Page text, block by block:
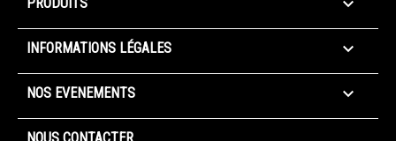

INFORMATIONS LÉGALES 
NOS EVENEMENTS 